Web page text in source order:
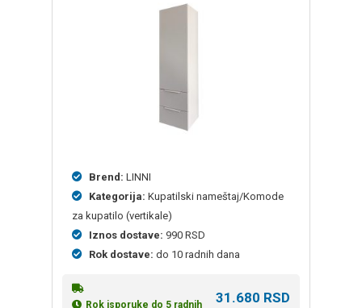
Brend: LINNI
Kategorija: Kupatilski nameštaj/Komode
za kupatilo (vertikale)
Iznos dostave: 990 RSD
Rok dostave: do 10 radnih dana
Rok isporuke do 5 radnih 31.680 RSD